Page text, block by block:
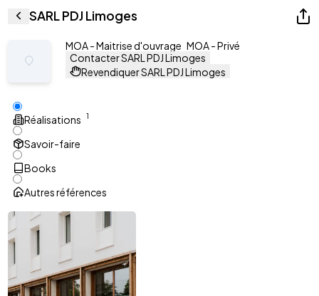
SARL PDJ Limoges
MOA - Maitrise d'ouvrage MOA - Privé
Contacter SARL PDJ Limoges
Revendiquer SARL PDJ Limoges
Réalisations 1
Savoir-faire
Books
Autres références